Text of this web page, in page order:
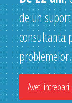
de un
consultanta
problemelor.
Aveti